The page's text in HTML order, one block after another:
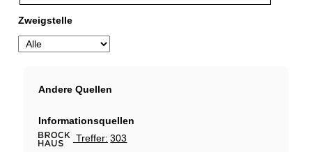
Zweigstelle
Andere Quellen
Informationsquellen
Treffer: 303